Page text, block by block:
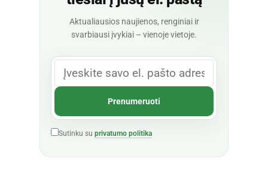
Aktualiausios naujienos, renginiai ir
svarbiausi įvykiai – vienoje vietoje.
Sutinku su privatumo politika